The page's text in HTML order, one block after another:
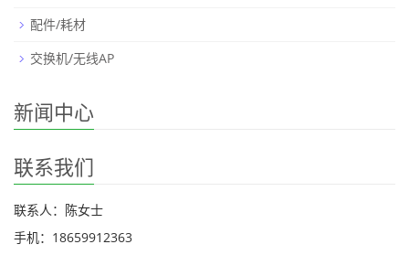
配件/耗材
交换机/无线AP
新闻中心
联系我们
联系人：陈女士
手机：18659912363